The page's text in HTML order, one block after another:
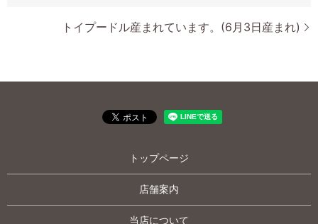
トイプードル産まれています。(6月3日産まれ)
トップページ
店舗案内
当店について